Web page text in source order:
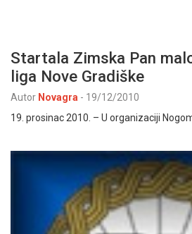
Startala Zimska Pan
liga Nove Gradiške
Autor Novagra - 19/12/2010
19. prosinac 2010. – U organizaciji